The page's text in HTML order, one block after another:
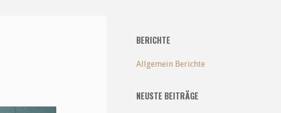
BERICHTE
Allgemein Berichte
NEUSTE BEITRÄGE